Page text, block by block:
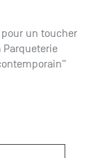
un toucher